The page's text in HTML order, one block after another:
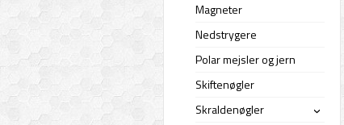
Magneter
Nedstrygere
Polar mejsler og jern
Skiftenøgler
Skraldenøgler
›